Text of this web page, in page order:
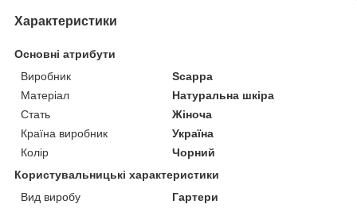
Характеристики
Основні атрибути
Виробник
Scappa
Матеріал
Натуральна шкіра
Стать
Жіноча
Країна виробник
Україна
Колір
Чорний
Користувальницькі характеристики
Вид виробу
Гартери